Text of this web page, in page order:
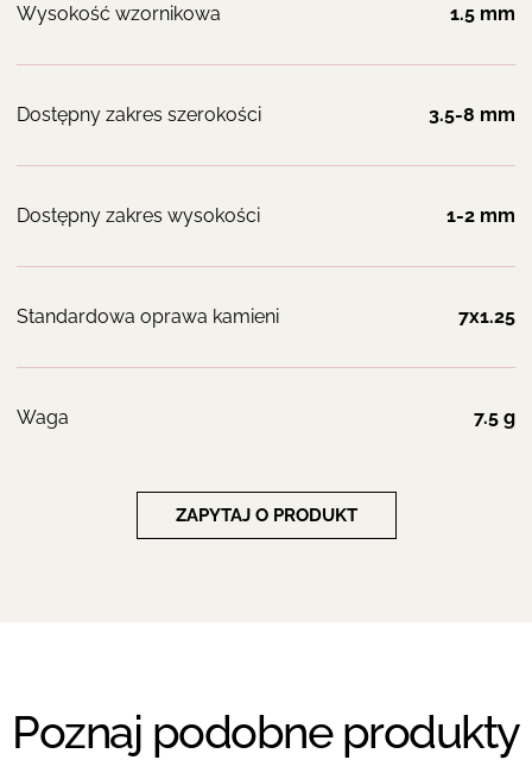
Wysokość wzornikowa 1.5 mm
Dostępny zakres szerokości 3.5-8 mm
Dostępny zakres wysokości 1-2 mm
Standardowa oprawa kamieni 7x1.25
Waga 7.5 g
ZAPYTAJ O PRODUKT
Poznaj podobne produkty